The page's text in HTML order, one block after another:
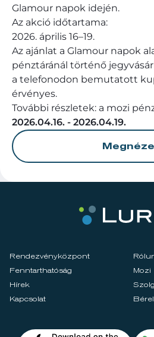
Glamour napok idején.
Az akció időtartama:
2026. április 16–19.
Az ajánlat a Glamour napok
pénztáránál történő
a telefonodon bemutatott
érvényes.
További részletek: a mozi
2026.04.16. - 2026.04.19.
Rendezvényközpont
Fenntarthatóság
Mozi
Hírek
Kapcsolat